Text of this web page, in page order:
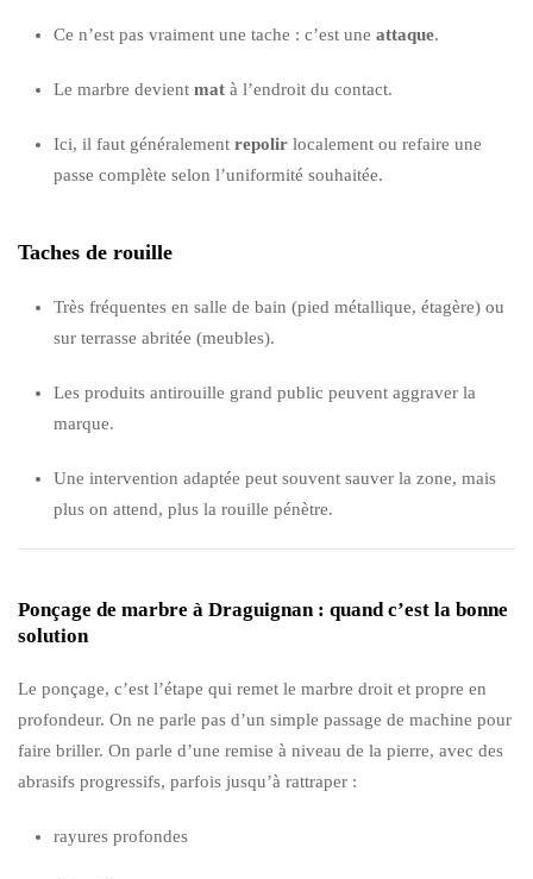
Ce n’est pas vraiment une tache : c’est une attaque.
Le marbre devient mat à l’endroit du contact.
Ici, il faut généralement repolir localement ou refaire une
passe complète selon l’uniformité souhaitée.
Taches de rouille
Très fréquentes en salle de bain (pied métallique, étagère) ou
sur terrasse abritée (meubles).
Les produits antirouille grand public peuvent aggraver la
marque.
Une intervention adaptée peut souvent sauver la zone, mais
plus on attend, plus la rouille pénètre.
Ponçage de marbre à Draguignan : quand c’est la bonne
solution
Le ponçage, c’est l’étape qui remet le marbre droit et propre en
profondeur. On ne parle pas d’un simple passage de machine pour
faire briller. On parle d’une remise à niveau de la pierre, avec des
abrasifs progressifs, parfois jusqu’à rattraper :
rayures profondes